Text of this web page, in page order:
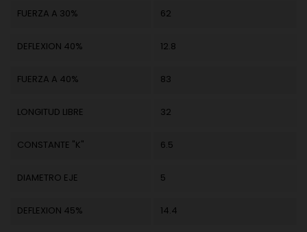
FUERZA A 30% 62
DEFLEXION 40% 12.8
FUERZA A 40% 83
LONGITUD LIBRE 32
CONSTANTE "K" 6.5
DIAMETRO EJE 5
DEFLEXION 45% 14.4